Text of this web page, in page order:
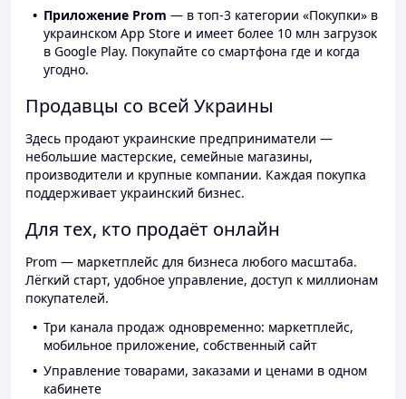
Приложение Prom — в топ-3 категории «Покупки» в
украинском App Store и имеет более 10 млн загрузок
в Google Play. Покупайте со смартфона где и когда
угодно.
Продавцы со всей Украины
Здесь продают украинские предприниматели —
небольшие мастерские, семейные магазины,
производители и крупные компании. Каждая покупка
поддерживает украинский бизнес.
Для тех, кто продаёт онлайн
Prom — маркетплейс для бизнеса любого масштаба.
Лёгкий старт, удобное управление, доступ к миллионам
покупателей.
Три канала продаж одновременно: маркетплейс,
мобильное приложение, собственный сайт
Управление товарами, заказами и ценами в одном
кабинете